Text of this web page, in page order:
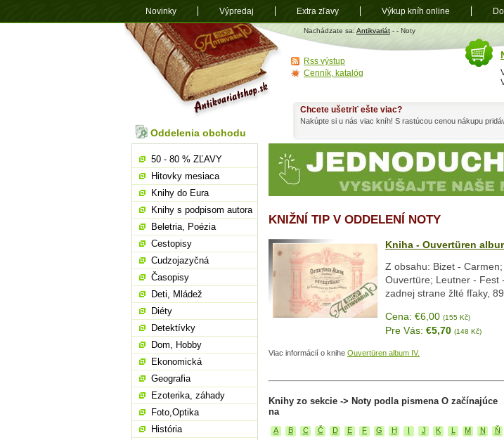
Antikvariát
shop.sk
Nachádzate sa: Antikvariát - - Noty
KNIŽNÍ TIP V ODDELENÍ NOTY
Kniha - Ouvertüren
Z obsahu: Bizet -
Ouvertüre; Leutner - Fest
zadnej strane žlté fľaky,
Cena: €6,00 (155 Kč)
Pre Vás: €5,70 (148 Kč)
Viac informácií o knihe Ouvertüren album IV.
Knihy zo sekcie -> Noty podla pismena O začínajúce
na
A B C Č D E F G H I J K L M N
Ň
Chcete ušetriť ešte viac?
Nakúpte si u nás viac kníh! S rastúcou cenou nákupu
Oddelenia obchodu
50 - 80 % ZĽAVY
Hitovky mesiaca
Knihy do Eura
Knihy s podpisom autora
Beletria, Poézia
Cestopisy
Cudzojazyčná
Časopisy
Deti, Mládež
Diéty
Detektívky
Dom, Hobby
Ekonomická
Geografia
Ezoterika, záhady
Foto,Optika
História
Rss výstup
Cenník, katalóg
Novinky Výpredaj Extra zľavy Výkup kníh online